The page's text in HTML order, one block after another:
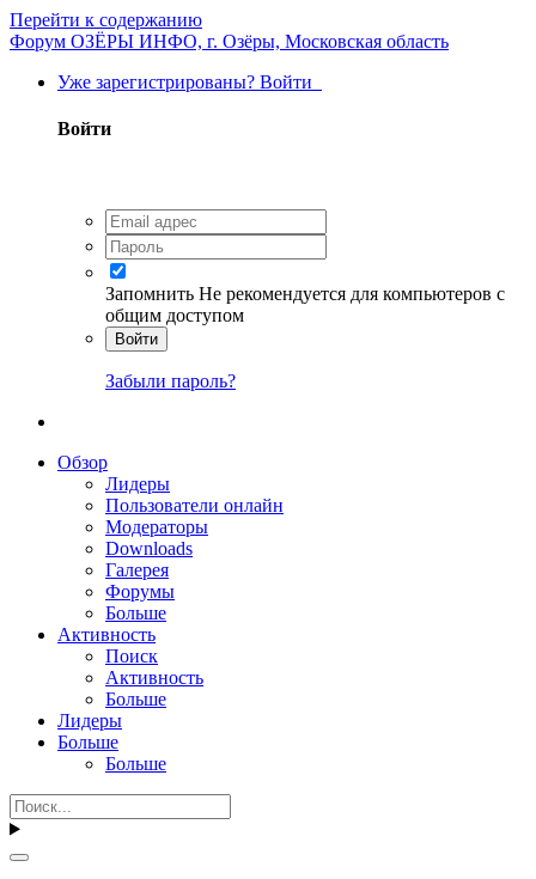
Перейти к содержанию
Форум ОЗЁРЫ ИНФО, г. Озёры, Московская область
Уже зарегистрированы? Войти
Войти
Запомнить Не рекомендуется для компьютеров с
общим доступом
Войти
Забыли пароль?
Обзор
Лидеры
Пользователи онлайн
Модераторы
Downloads
Галерея
Форумы
Больше
Активность
Поиск
Активность
Больше
Лидеры
Больше
Больше